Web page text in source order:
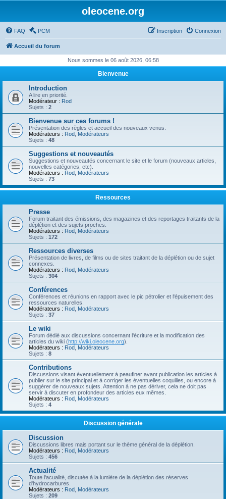
oleocene.org
FAQ PCM Connexion
Inscription
Accueil du forum
Nous sommes le 06 août 2026, 06:58
Bienvenue
Introduction
A lire en priorité.
Modérateur : Rod
Sujets : 2
Bienvenue sur ces forums !
Présentation des règles et accueil des nouveaux venus.
Modérateurs : Rod Modérateurs
Sujets : 48
Suggestions et nouveautés
Suggestions et nouveautés concernant le site et le forum (nouveaux articles,
nouvelles catégories, etc).
Modérateurs : Rod Modérateurs
Sujets : 73
Ressources
Presse
Forum traitant des émissions, des magazines et des reportages traitants de la
déplétion et des sujets proches.
Modérateurs : Rod Modérateurs
Sujets : 172
Ressources diverses
Présentation de livres, de films ou de sites traitant de la déplétion ou de sujet
connexes.
Modérateurs : Rod Modérateurs
Sujets : 304
Conférences
Conférences et réunions en rapport avec le pic pétrolier et l'épuisement des
ressources naturelles.
Modérateurs : Rod Modérateurs
Sujets : 37
Le wiki
Forum dédié aux discussions concernant l'écriture et la modification des
articles du wiki (http://wiki.oleocene.org).
Modérateurs : Rod Modérateurs
Sujets : 8
Contributions
Discussions visant éventuellement à peaufiner avant publication les articles à
publier sur le site principal et à corriger les éventuelles coquilles, ou encore à
suggérer de nouveaux sujets. Attention à ne pas dériver, cela ne doit pas
servir à discuter en profondeur des articles eux mêmes.
Modérateurs : Rod Modérateurs
Sujets : 4
Discussion générale
Discussion
Discussions libres mais portant sur le thème général de la déplétion.
Modérateurs : Rod Modérateurs
Sujets : 456
Actualité
Toute l'acualité, discutée à la lumière de la déplétion des réserves
d'hydrocarbures.
Modérateurs : Rod Modérateurs
Sujets : 209